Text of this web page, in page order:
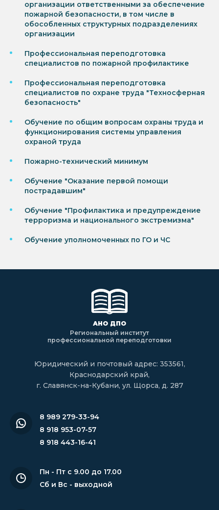
организации ответственными за обеспечение
пожарной безопасности, в том числе в
обособленных структурных подразделениях
организации
Профессиональная переподготовка
специалистов по пожарной профилактике
Профессиональная переподготовка
специалистов по охране труда "Техносферная
безопасность"
Обучение по общим вопросам охраны труда и
функционирования системы управления
охраной труда
Пожарно-технический минимум
Обучение "Оказание первой помощи
пострадавшим"
Обучение "Профилактика и предупреждение
терроризма и национального экстремизма"
Обучение уполномоченных по ГО и ЧС
АНО ДПО
Региональный институт
профессиональной переподготовки
Юридический и почтовый адрес: 353561,
Краснодарский край,
г. Славянск-на-Кубани, ул. Щорса, д. 287
8 989 279-33-94
8 918 953-07-57
8 918 443-16-41
Пн - Пт с 9.00 до 17.00
Сб и Вс - выходной